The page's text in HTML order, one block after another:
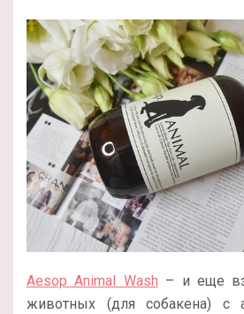
Aesop Animal Wash – и еще
животных (для собакена) с